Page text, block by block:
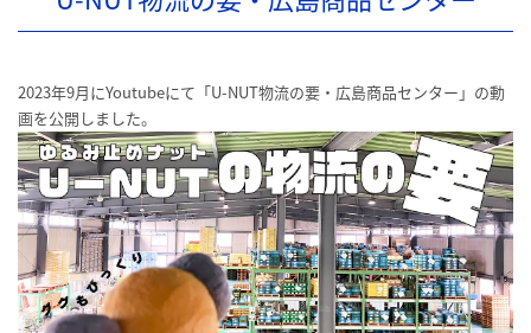
2023年9月にYoutubeにて「U-NUT物流の要・広島商品センター」の動
画を公開しました。